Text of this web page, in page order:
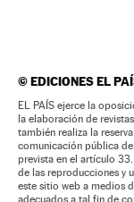
©EDICIONES EL
EL PAÍS ejerce la
la elaboración de
también realiza la
comunicación pública
prevista en el artículo
de las reproducciones y
este sitio web a medios